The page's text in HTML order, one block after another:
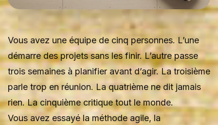
Vous avez une équipe de cinq personnes. L’une
démarre des projets sans les finir. L’autre passe
trois semaines à planifier avant d’agir. La troisième
parle trop en réunion. La quatrième ne dit jamais
rien. La cinquième critique tout le monde.
Vous avez essayé la méthode agile, la